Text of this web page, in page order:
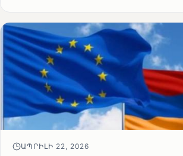
ԱՊՐԻԼԻ 22, 2026